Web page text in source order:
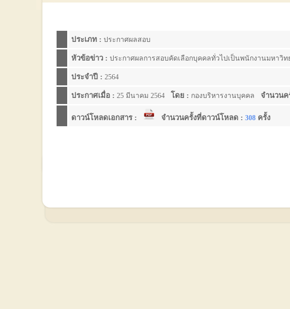
ประเภท : ประกาศผลสอบ
หัวข้อข่าว : ประกาศผลการสอบคัดเลือกบุคคลทั่วไปเป็นพนักงานมหาวิ
ประจำปี : 2564
ประกาศเมื่อ : 25 มีนาคม 2564 โดย : กองบริหารงานบุคคล จำนวนค
ดาวน์โหลดเอกสาร : จำนวนครั้งที่ดาวน์โหลด : 308 ครั้ง